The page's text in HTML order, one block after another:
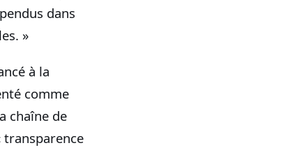
dans
»
à la
comme
chaîne de
transparence